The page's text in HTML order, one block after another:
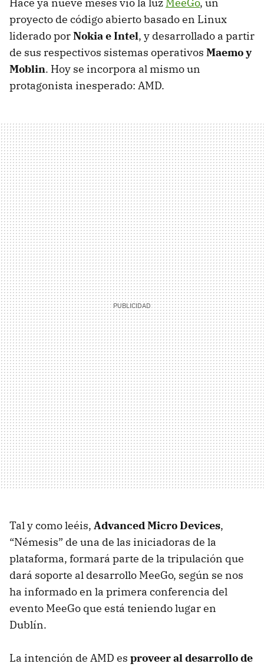
Hace ya nueve meses vio la luz MeeGo, un
proyecto de código abierto basado en Linux
liderado porNokia e Intel, y desarrollado a partir
de sus respectivos sistemas operativos Maemo y
Moblin. Hoy se incorpora al mismo un
protagonista inesperado: AMD.
Tal y como leéis, Advanced Micro Devices,
“Némesis” de una de las iniciadoras de la
plataforma, formará parte de la tripulación que
dará soporte al desarrollo MeeGo, según se nos
ha informado en la primera conferencia del
evento MeeGo que está teniendo lugar en
Dublín.
La intención de AMD es proveer al desarrollo de